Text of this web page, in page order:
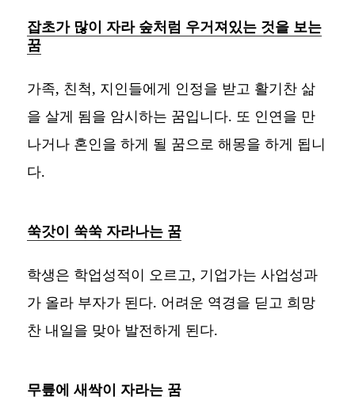
잡초가 많이 자라 숲처럼 우거져있는 것을 보는
꿈
가족, 친척, 지인들에게 인정을 받고 활기찬 삶
을 살게 됨을 암시하는 꿈입니다. 또 인연을 만
나거나 혼인을 하게 될 꿈으로 해몽을 하게 됩니
다.
쑥갓이 쑥쑥 자라나는 꿈
학생은 학업성적이 오르고, 기업가는 사업성과
가 올라 부자가 된다. 어려운 역경을 딛고 희망
찬 내일을 맞아 발전하게 된다.
무릎에 새싹이 자라는 꿈